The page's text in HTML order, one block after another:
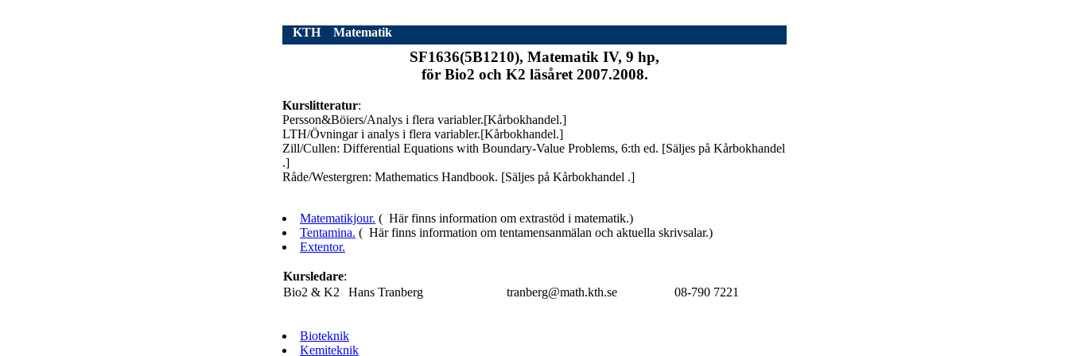
KTH Matematik
SF1636(5B1210), Matematik IV, 9 hp,
för Bio2 och K2 läsåret 2007.2008.
Kurslitteratur:
Persson&Böiers/Analys i flera variabler.[Kårbokhandel.]
LTH/Övningar i analys i flera variabler.[Kårbokhandel.]
Zill/Cullen: Differential Equations with Boundary-Value Problems, 6:th ed. [Säljes på Kårbokhandel
.]
Råde/Westergren: Mathematics Handbook. [Säljes på Kårbokhandel .]
Matematikjour. ( Här finns information om extrastöd i matematik.)
Tentamina. ( Här finns information om tentamensanmälan och aktuella skrivsalar.)
Extentor.
Kursledare:
Bio2 & K2
Hans Tranberg tranberg@math.kth.se 08-790 7221
Bioteknik
Kemiteknik